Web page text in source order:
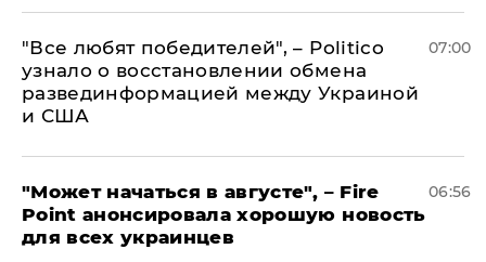
​"Все любят победителей", – Politico
узнало о восстановлении обмена
развединформацией между Украиной
и США
07:00
"Может начаться в августе", – Fire
Point анонсировала хорошую новость
для всех украинцев
06:56